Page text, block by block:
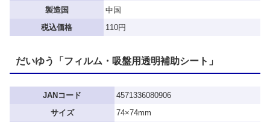
製造国
中国
税込価格
110円
だいゆう「フィルム・吸盤用透明補助シート」
JANコード
4571336080906
サイズ
74×74mm